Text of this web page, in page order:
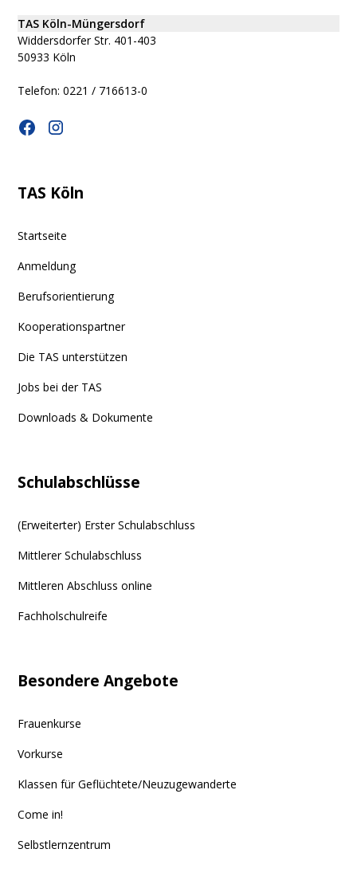
TAS Köln-Müngersdorf
Widdersdorfer Str. 401-403
50933 Köln
Telefon: 0221 / 716613-0
TAS Köln
Startseite
Anmeldung
Berufsorientierung
Kooperationspartner
Die TAS unterstützen
Jobs bei der TAS
Downloads & Dokumente
Schulabschlüsse
(Erweiterter) Erster Schulabschluss
Mittlerer Schulabschluss
Mittleren Abschluss online
Fachholschulreife
Besondere Angebote
Frauenkurse
Vorkurse
Klassen für Geflüchtete/Neuzugewanderte
Come in!
Selbstlernzentrum